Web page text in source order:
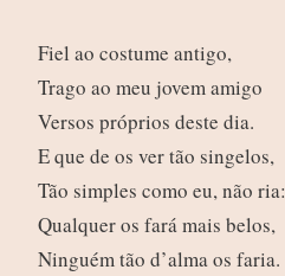
Fiel ao costume antigo,
Trago ao meu jovem amigo
Versos próprios deste dia.
E que de os ver tão singelos,
Tão simples como eu, não ria:
Qualquer os fará mais belos,
Ninguém tão d’alma os faria.